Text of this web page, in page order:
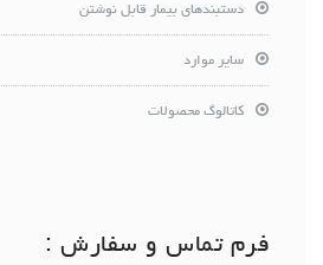
دستبندهای بیمار قابل نوشتن
سایر موارد
کاتالوگ محصولات
فرم تماس و سفارش :